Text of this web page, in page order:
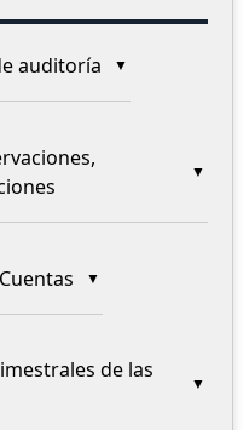
auditoría
de las